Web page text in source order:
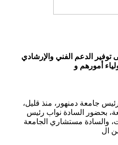
الدعم الفني والإرشادي
أمورهم و
جامعة دمنهور، منذ قليل،
بحضور السادة نواب رئيس
والسادة مستشاري الجامعة
ال